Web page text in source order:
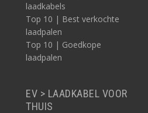
laadkabels
Top 10 | Best verkochte
laadpalen
Top 10 | Goedkope
laadpalen
EV > LAADKABEL VOOR
THUIS